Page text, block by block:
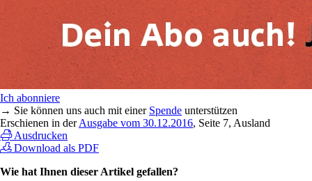
Ich abonniere
→ Sie können uns auch mit einer Spende unterstützen
Erschienen in derAusgabe vom 30.12.2016, Seite 7, Ausland
Ausdrucken
Download als PDF
Wie hat Ihnen dieser Artikel gefallen?